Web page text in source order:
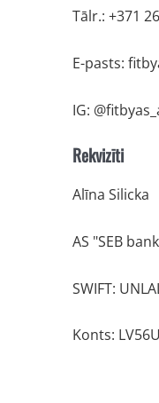
Tālr.: +371
E-pasts:
IG:
Rekvizīti
Alīna Silicka
AS "SEB
SWIFT:
Konts: